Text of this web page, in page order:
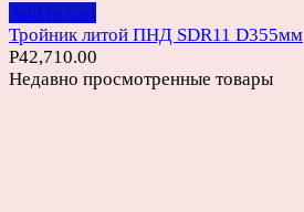
Add to cart
Тройник литой ПНД SDR11 D355мм
Р42,710.00
Недавно просмотренные товары